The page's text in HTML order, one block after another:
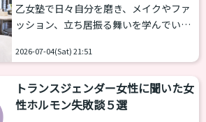
す。 実は女性らしい声を出すボイストレ
ーニングをする上でとっても大事です。
実際には、こんな感じの変化が起きやす
いです！ 声が明るくなり、好感度もアッ
ィメンテナンス
乙女塾で日々自分を磨き、メイクやファ
ッション、立ち居振る舞いを学んでいる
シルエットになりたい」「バストライン
はありませんか？ どんなに美しいメイク
やお洋服も、それを纏う「身体」という
2026-07-04(Sat) 21:51
トランスジェンダー女性に聞いた女
性ホルモン失敗談５選